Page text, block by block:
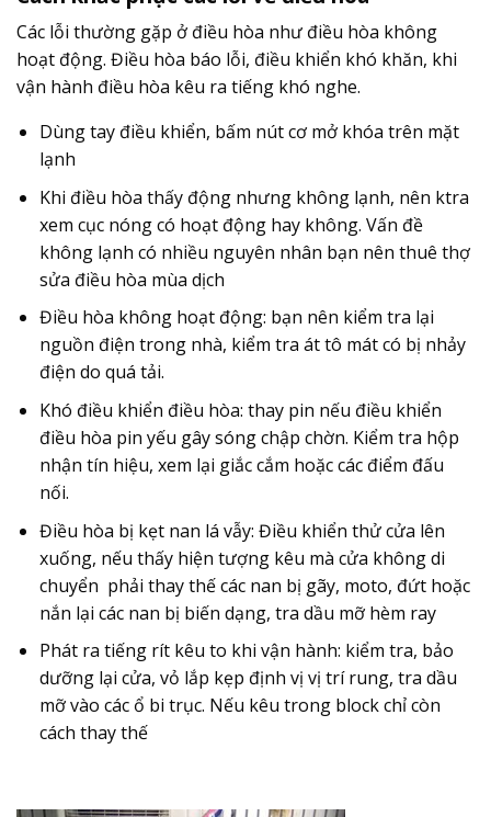
Các lỗi thường gặp ở điều hòa như điều hòa không
hoạt động. Điều hòa báo lỗi, điều khiển khó khăn, khi
vận hành điều hòa kêu ra tiếng khó nghe.
Dùng tay điều khiển, bấm nút cơ mở khóa trên mặt
lạnh
Khi điều hòa thấy động nhưng không lạnh, nên ktra
xem cục nóng có hoạt động hay không. Vấn đề
không lạnh có nhiều nguyên nhân bạn nên thuê thợ
sửa điều hòa mùa dịch
Điều hòa không hoạt động: bạn nên kiểm tra lại
nguồn điện trong nhà, kiểm tra át tô mát có bị nhảy
điện do quá tải.
Khó điều khiển điều hòa: thay pin nếu điều khiển
điều hòa pin yếu gây sóng chập chờn. Kiểm tra hộp
nhận tín hiệu, xem lại giắc cắm hoặc các điểm đấu
nối.
Điều hòa bị kẹt nan lá vẫy: Điều khiển thử cửa lên
xuống, nếu thấy hiện tượng kêu mà cửa không di
chuyển phải thay thế các nan bị gãy, moto, đứt hoặc
nắn lại các nan bị biến dạng, tra dầu mỡ hèm ray
Phát ra tiếng rít kêu to khi vận hành: kiểm tra, bảo
dưỡng lại cửa, vỏ lắp kẹp định vị vị trí rung, tra dầu
mỡ vào các ổ bi trục. Nếu kêu trong block chỉ còn
cách thay thế